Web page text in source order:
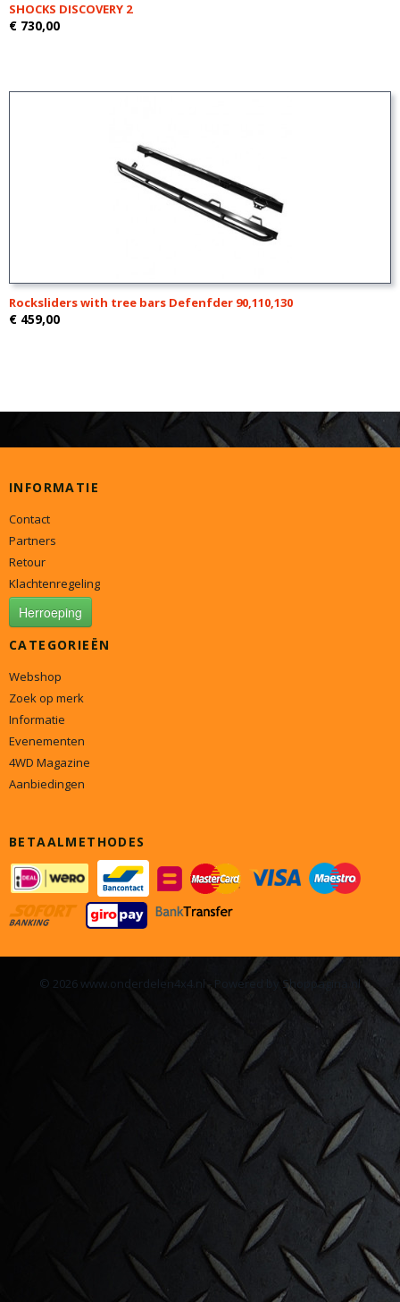
SHOCKS DISCOVERY 2
€ 730,00
Rocksliders with tree bars Defenfder 90,110,130
€ 459,00
INFORMATIE
Contact
Partners
Retour
Klachtenregeling
Herroeping
CATEGORIEËN
Webshop
Zoek op merk
Informatie
Evenementen
4WD Magazine
Aanbiedingen
BETAALMETHODES
© 2026 www.onderdelen4x4.nl - Powered by Shoppagina.nl